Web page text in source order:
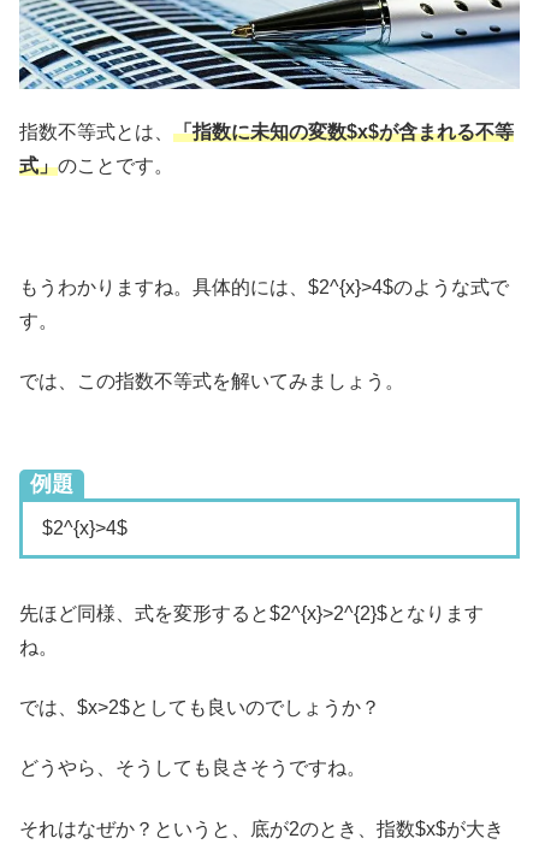
指数不等式とは、 「指数に未知の変数$x$が含まれる不等
式」のことです。
もうわかりますね。具体的には、$2^{x}>4$のような式で
す。
では、この指数不等式を解いてみましょう。
例題
$2^{x}>4$
先ほど同様、式を変形すると$2^{x}>2^{2}$となります
ね。
では、$x>2$としても良いのでしょうか？
どうやら、そうしても良さそうですね。
それはなぜか？というと、底が2のとき、指数$x$が大き